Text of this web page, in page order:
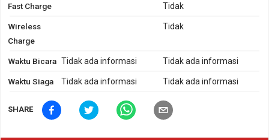
Fast Charge Tidak
Wireless
Charge
Tidak
Waktu Bicara Tidak ada informasi Tidak ada informasi
Waktu Siaga Tidak ada informasi Tidak ada informasi
SHARE